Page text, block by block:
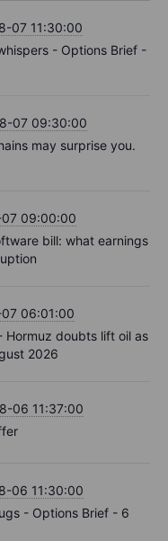
07 11:30:00
- Options Brief -
07 09:30:00
may surprise you.
09:00:00
bill: what earnings
06:01:00
Hormuz doubts lift oil as
2026
06 11:37:00
06 11:30:00
- Options Brief - 6